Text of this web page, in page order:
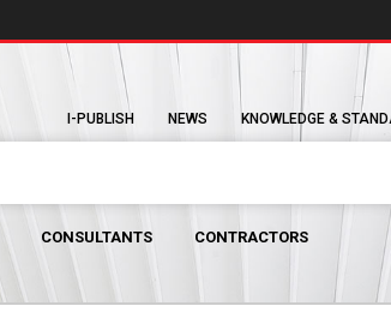
I-PUBLISH NEWS KNOWLEDGE &
CONSULTANTS CONTRACTORS